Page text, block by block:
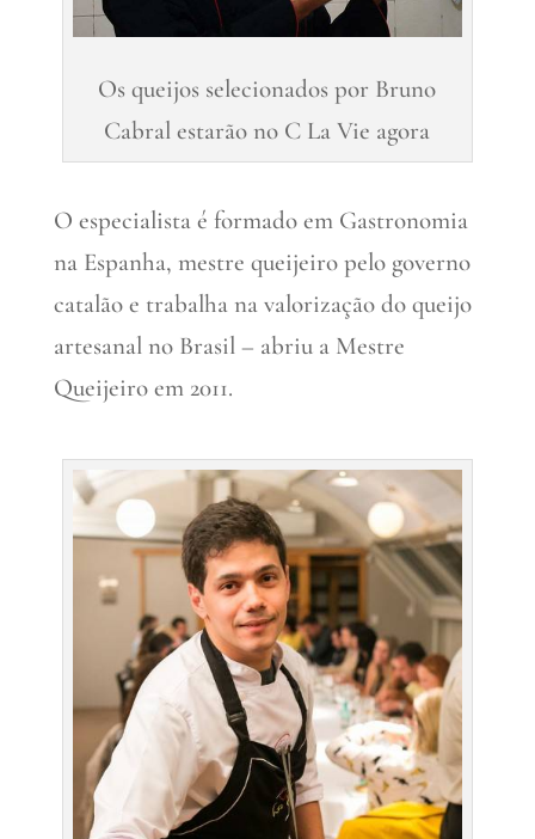
Os queijos selecionados por Bruno
Cabral estarão no C La Vie agora
O especialista é formado em Gastronomia
na Espanha, mestre queijeiro pelo governo
catalão e trabalha na valorização do queijo
artesanal no Brasil – abriu a Mestre
Queijeiro em 2011.